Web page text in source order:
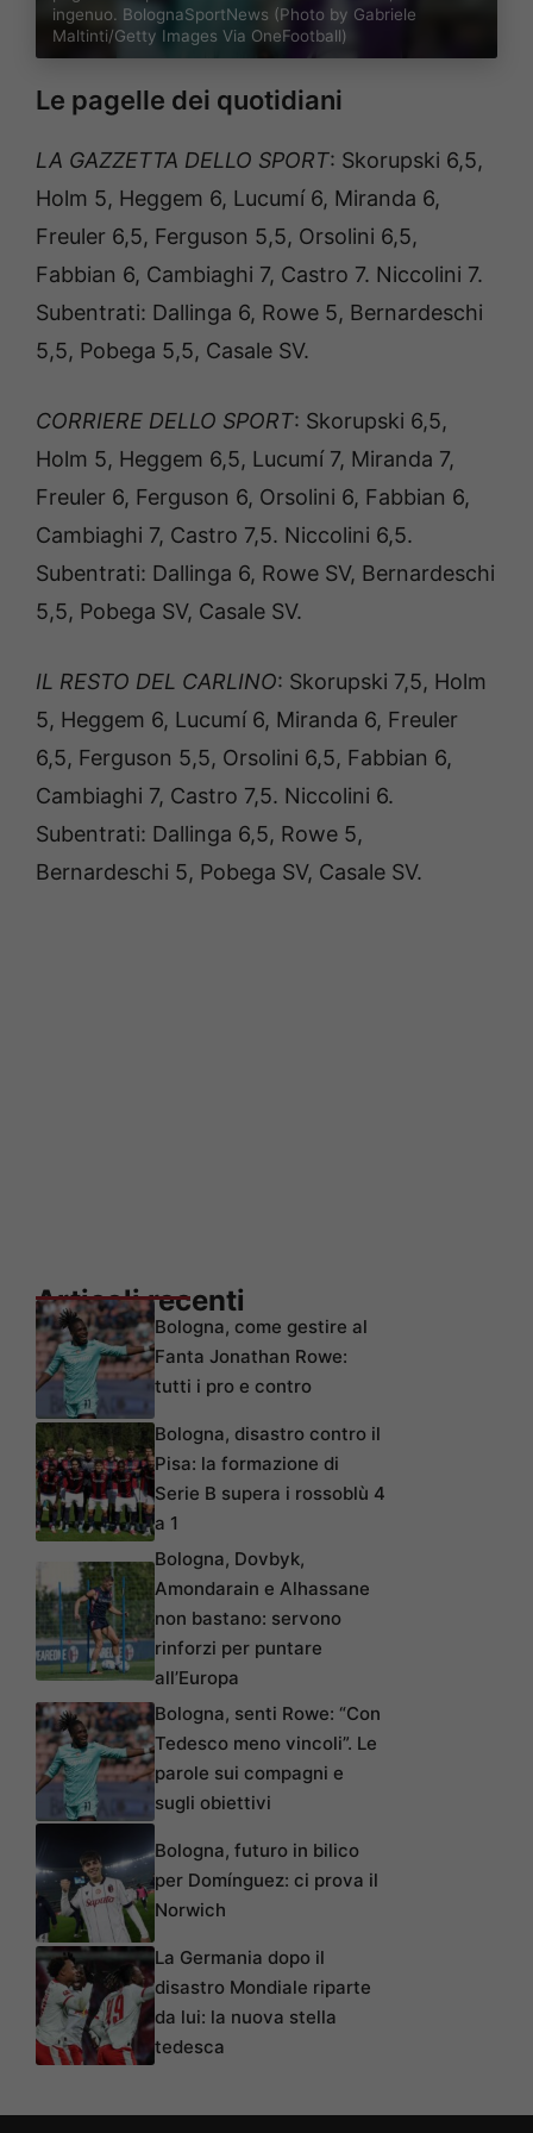
ingenuo. BolognaSportNews (Photo by Gabriele
Maltinti/Getty Images Via OneFootball)
Le pagelle dei quotidiani
LA GAZZETTA DELLO SPORT: Skorupski 6,5,
Holm 5, Heggem 6, Lucumí 6, Miranda 6,
Freuler 6,5, Ferguson 5,5, Orsolini 6,5,
Fabbian 6, Cambiaghi 7, Castro 7. Niccolini 7.
Subentrati: Dallinga 6, Rowe 5, Bernardeschi
5,5, Pobega 5,5, Casale SV.
CORRIERE DELLO SPORT: Skorupski 6,5,
Holm 5, Heggem 6,5, Lucumí 7, Miranda 7,
Freuler 6, Ferguson 6, Orsolini 6, Fabbian 6,
Cambiaghi 7, Castro 7,5. Niccolini 6,5.
Subentrati: Dallinga 6, Rowe SV, Bernardeschi
5,5, Pobega SV, Casale SV.
IL RESTO DEL CARLINO: Skorupski 7,5, Holm
5, Heggem 6, Lucumí 6, Miranda 6, Freuler
6,5, Ferguson 5,5, Orsolini 6,5, Fabbian 6,
Cambiaghi 7, Castro 7,5. Niccolini 6.
Subentrati: Dallinga 6,5, Rowe 5,
Bernardeschi 5, Pobega SV, Casale SV.
Articoli recenti
Bologna, come gestire al
Fanta Jonathan Rowe:
tutti i pro e contro
Bologna, disastro contro il
Pisa: la formazione di
Serie B supera i rossoblù 4
a 1
Bologna, Dovbyk,
Amondarain e Alhassane
non bastano: servono
rinforzi per puntare
all’Europa
Bologna, senti Rowe: “Con
Tedesco meno vincoli”. Le
parole sui compagni e
sugli obiettivi
Bologna, futuro in bilico
per Domínguez: ci prova il
Norwich
La Germania dopo il
disastro Mondiale riparte
da lui: la nuova stella
tedesca